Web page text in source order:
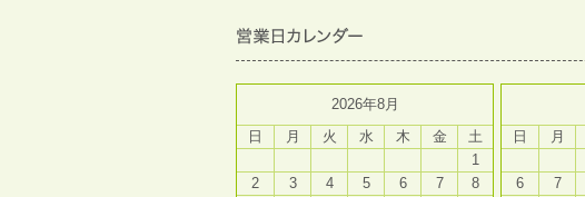
2026年8月
日
月 火 水 木 金
土
1
2
3 4 5 6 7
8
日
月
6
7